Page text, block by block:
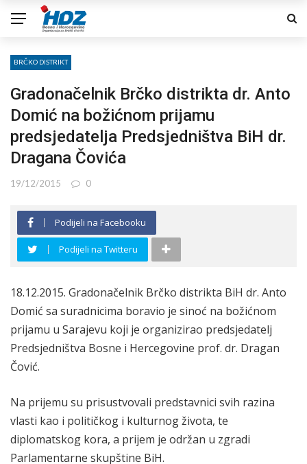
BRČKO DISTRIKT
Gradonačelnik Brčko distrikta dr. Anto
Domić na božićnom prijamu
predsjedatelja Predsjedništva BiH dr.
Dragana Čovića
19/12/2015 0
Podijeli na Facebooku
Podijeli na Twitteru
18.12.2015. Gradonačelnik Brčko distrikta BiH dr. Anto
Domić sa suradnicima boravio je sinoć na božićnom
prijamu u Sarajevu koji je organizirao predsjedatelj
Predsjedništva Bosne i Hercegovine prof. dr. Dragan
Čović.
Na prijemu su prisustvovali predstavnici svih razina
vlasti kao i političkog i kulturnog života, te
diplomatskog kora, a prijem je održan u zgradi
Parlamentarne skupštine BiH.